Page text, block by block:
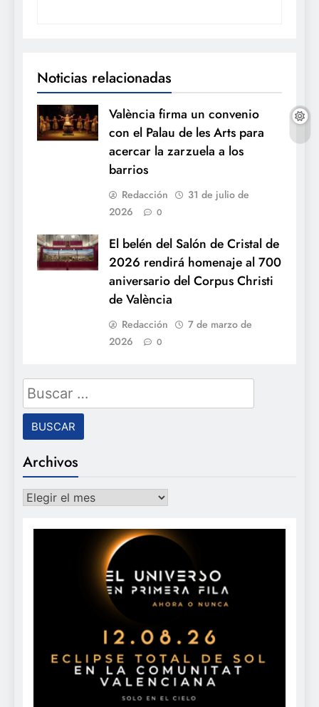
Noticias relacionadas
València firma un convenio
con el Palau de les Arts para
acercar la zarzuela a los
barrios
Redacción
31 de julio de
2026
0
El belén del Salón de Cristal de
2026 rendirá homenaje al 700
aniversario del Corpus Christi
de València
Redacción
7 de marzo de
2026
0
Buscar:
Archivos
Archivos